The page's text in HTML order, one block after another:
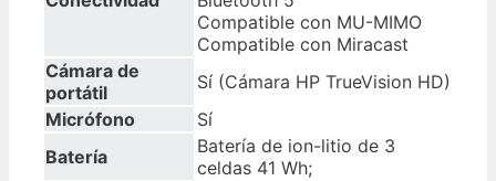
Compatible con MU-MIMO
Compatible con Miracast
Cámara de
portátil
Sí (Cámara HP TrueVision HD)
Micrófono
Sí
Batería
Batería de ion-litio de 3
celdas 41 Wh;